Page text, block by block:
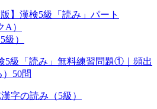
）
5級「読み」無料練習問題①｜頻出
50問
漢字の読み（5級）